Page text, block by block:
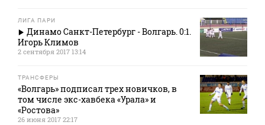
ЛИГА ПАРИ
Динамо Санкт-Петербург - Волгарь. 0:1.
Игорь Климов
2 сентября 2017 13:14
ТРАНСФЕРЫ
«Волгарь» подписал трех новичков, в
том числе экс-хавбека «Урала» и
«Ростова»
26 июня 2017 22:17